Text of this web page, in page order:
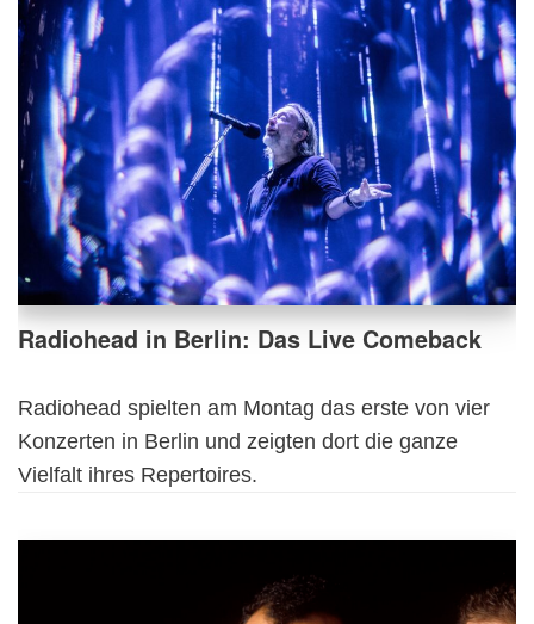
Radiohead in Berlin: Das Live Comeback
Radiohead spielten am Montag das erste von vier
Konzerten in Berlin und zeigten dort die ganze
Vielfalt ihres Repertoires.